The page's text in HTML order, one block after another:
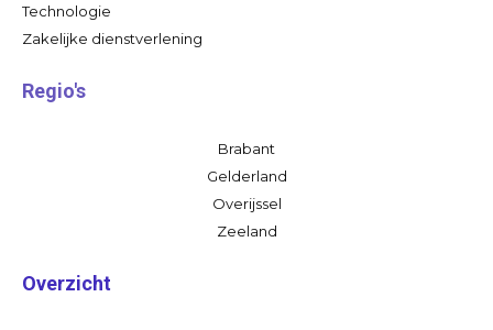
Technologie
Zakelijke dienstverlening
Regio's
Brabant
Gelderland
Overijssel
Zeeland
Overzicht